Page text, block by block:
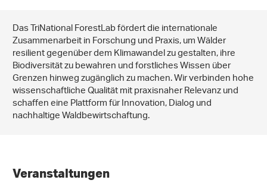
Das TriNational ForestLab fördert die internationale
Zusammenarbeit in Forschung und Praxis, um Wälder
resilient gegenüber dem Klimawandel zu gestalten, ihre
Biodiversität zu bewahren und forstliches Wissen über
Grenzen hinweg zugänglich zu machen. Wir verbinden hohe
wissenschaftliche Qualität mit praxisnaher Relevanz und
schaffen eine Plattform für Innovation, Dialog und
nachhaltige Waldbewirtschaftung.
Veranstaltungen